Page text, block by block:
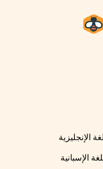
الإنجليزية
الإسبانية